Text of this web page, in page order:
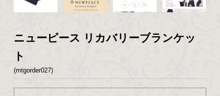
ニューピース リカバリーブランケッ
ト
(mtgorder027)